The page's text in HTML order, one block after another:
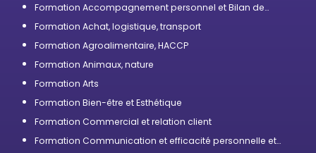
Formation Accompagnement personnel et Bilan de
Formation Achat, logistique, transport
Formation Agroalimentaire, HACCP
Formation Animaux, nature
Formation Arts
Formation Bien-être et Esthétique
Formation Commercial et relation client
Formation Communication et efficacité personnelle et